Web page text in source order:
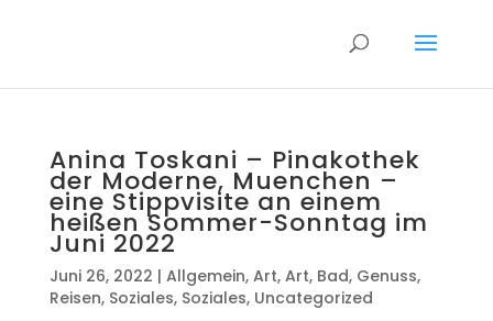
Anina Toskani – Pinakothek
der Moderne, Muenchen –
eine Stippvisite an einem
heißen Sommer-Sonntag im
Juni 2022
Juni 26, 2022 | Allgemein, Art, Art, Bad, Genuss,
Reisen, Soziales, Soziales, Uncategorized